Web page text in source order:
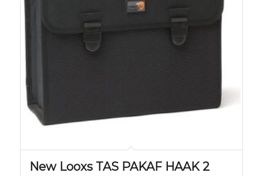
New Looxs TAS PAKAF HAAK 2